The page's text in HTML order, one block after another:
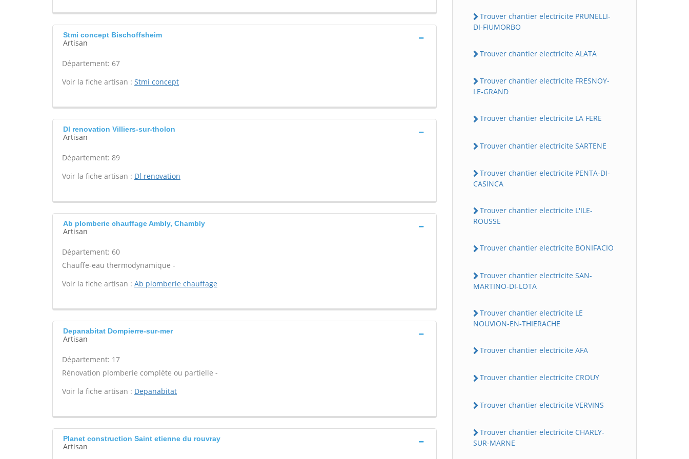
Stmi concept Bischoffsheim
Artisan
Département: 67
Voir la fiche artisan : Stmi concept
Dl renovation Villiers-sur-tholon
Artisan
Département: 89
Voir la fiche artisan : Dl renovation
Ab plomberie chauffage Ambly, Chambly
Artisan
Département: 60
Chauffe-eau thermodynamique -
Voir la fiche artisan : Ab plomberie chauffage
Depanabitat Dompierre-sur-mer
Artisan
Département: 17
Rénovation plomberie complète ou partielle -
Voir la fiche artisan : Depanabitat
Planet construction Saint etienne du rouvray
Artisan
Trouver chantier electricite PRUNELLI-
DI-FIUMORBO
Trouver chantier electricite ALATA
Trouver chantier electricite FRESNOY-
LE-GRAND
Trouver chantier electricite LA FERE
Trouver chantier electricite SARTENE
Trouver chantier electricite PENTA-DI-
CASINCA
Trouver chantier electricite L'ILE-
ROUSSE
Trouver chantier electricite BONIFACIO
Trouver chantier electricite SAN-
MARTINO-DI-LOTA
Trouver chantier electricite LE
NOUVION-EN-THIERACHE
Trouver chantier electricite AFA
Trouver chantier electricite CROUY
Trouver chantier electricite VERVINS
Trouver chantier electricite CHARLY-
SUR-MARNE